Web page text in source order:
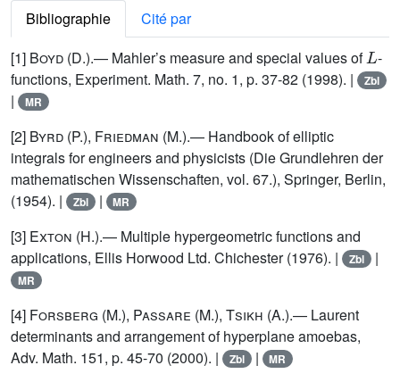
Bibliographie
Cité par
[1] Boyd (D.).— Mahler’s measure and special values of
L
-
functions, Experiment. Math. 7, no. 1, p. 37-82 (1998). |
Zbl
| MR
[2] Byrd (P.), Friedman (M.).— Handbook of elliptic
integrals for engineers and physicists (Die Grundlehren der
mathematischen Wissenschaften, vol. 67.), Springer, Berlin,
(1954). |
Zbl | MR
[3] Exton (H.).— Multiple hypergeometric functions and
applications, Ellis Horwood Ltd. Chichester (1976). |
Zbl |
MR
[4] Forsberg (M.), Passare (M.), Tsikh (A.).— Laurent
determinants and arrangement of hyperplane amoebas,
Adv. Math. 151, p. 45-70 (2000). |
Zbl | MR